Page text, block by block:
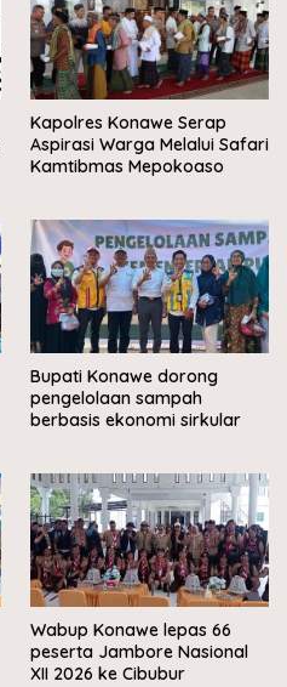
Kapolres Konawe Serap
Aspirasi Warga Melalui Safari
Kamtibmas Mepokoaso
Bupati Konawe dorong
pengelolaan sampah
berbasis ekonomi sirkular
Wabup Konawe lepas 66
peserta Jambore Nasional
XII 2026 ke Cibubur